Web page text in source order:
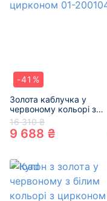
-41%
Золота каблучка у
червоному кольорі з
цирконом 01-200104711
16 310 ₴
9 688 ₴